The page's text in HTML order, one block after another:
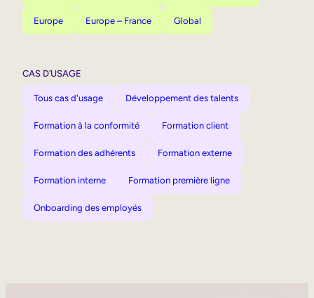
Europe Europe – France Global
CAS D’USAGE
Tous cas d'usage Développement des talents
Formation à la conformité Formation client
Formation des adhérents Formation externe
Formation interne Formation première ligne
Onboarding des employés